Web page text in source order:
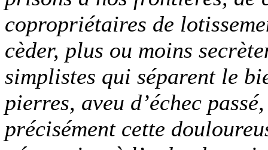
copropriétaires de
cèder, plus ou moins
simplistes qui séparent le
pierres, aveu d’échec
précisément cette